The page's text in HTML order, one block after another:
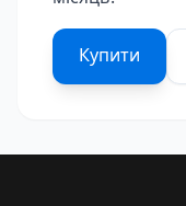
Купити